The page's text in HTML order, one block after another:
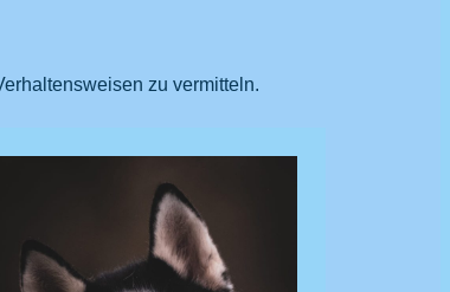
zu vermitteln.